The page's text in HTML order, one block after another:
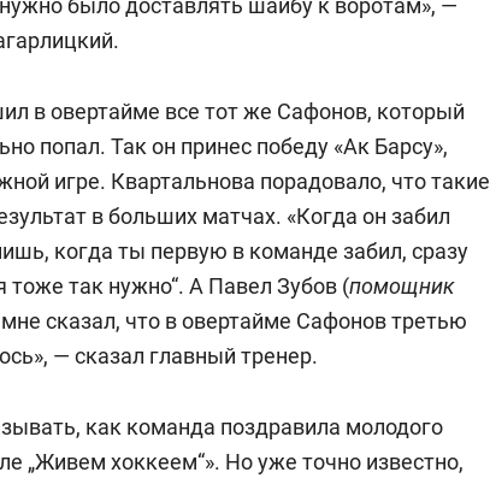
было доставлять шайбу к воротам», —
в овертайме все тот же Сафонов, который
попал. Так он принес победу «Ак Барсу»,
игре. Квартальнова порадовало, что такие
в больших матчах. «Когда он забил
когда ты первую в команде забил, сразу
тоже так нужно“. А Павел Зубов (помощник
сказал, что в овертайме Сафонов третью
— сказал главный тренер.
как команда поздравила молодого
„Живем хоккеем“». Но уже точно известно,